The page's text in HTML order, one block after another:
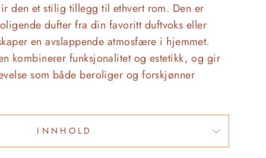
den et stilig tillegg til ethvert rom. Den er
dufter fra din favoritt duftvoks eller
en avslappende atmosfære i hjemmet.
kombinerer funksjonalitet og estetikk, og gir
som både beroliger og forskjønner
INNHOLD